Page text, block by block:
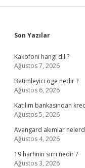
Sidebar
Son Yazılar
Kakofoni hangi dil ?
Ağustos 7, 2026
Betimleyici öge nedir ?
Ağustos 6, 2026
Katılım bankasından
Ağustos 5, 2026
Avangard akımlar
Ağustos 4, 2026
19 harfinin sırrı nedir ?
Ağustos 3, 2026